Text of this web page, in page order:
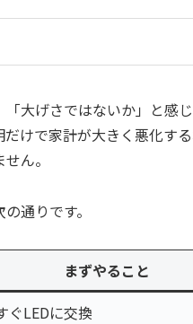
「大げさではないか」と感
けで家計が大きく悪化す
ん。
通りです。
まずやること
ぐLEDに交換